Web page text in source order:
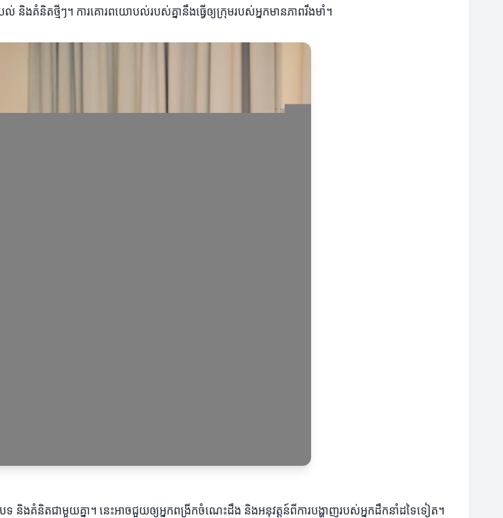
ងគំនិតថ្មីៗ។ ការគោរពយោបល់របស់គ្នានឹងធ្វើឲ្យក្រុមរបស់អ្នកមានភាពរឹងមាំ។
បទ និងគំនិតជាមួយគ្នា។ នេះអាចជួយឲ្យអ្នកពង្រីកចំណេះដឹង និងអនុវត្តន៍ពីការបង្ហាញរបស់អ្នកដឹកនាំដទៃទៀត។